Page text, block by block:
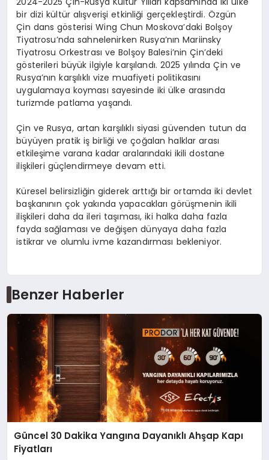
bir dizi kültür alışverişi etkinliği gerçekleştirdi. Özgün
Çin dans gösterisi Wing Chun Moskova’daki Bolşoy
Tiyatrosu’nda sahnelenirken Rusya’nın Mariinsky
Tiyatrosu Orkestrası ve Bolşoy Balesi’nin Çin’deki
gösterileri büyük ilgiyle karşılandı. 2025 yılında Çin ve
Rusya’nın karşılıklı vize muafiyeti politikasını
uygulamaya koyması sayesinde iki ülke arasında
turizmde patlama yaşandı.
Çin ve Rusya, artan karşılıklı siyasi güvenden tutun da
büyüyen pratik iş birliği ve çoğalan halklar arası
etkileşime varana kadar aralarındaki ikili dostane
ilişkileri güçlendirmeye devam etti.
Küresel belirsizliğin giderek arttığı bir ortamda iki devlet
başkanının çok yakında yapacakları görüşmenin ikili
ilişkileri daha da ileri taşıması, iki halka daha fazla
fayda sağlaması ve değişen dünyaya daha fazla
istikrar ve olumlu ivme kazandırması bekleniyor.
Benzer Haberler
Güncel 30 Dakika Yangına Dayanıklı Ahşap Kapı
Fiyatları